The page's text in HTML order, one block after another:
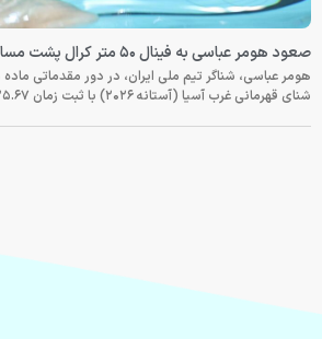
صعود هومر عباسی به فینال ۵۰ متر کرال پشت مسابقات غرب آسیا
شنای قهرمانی غرب آسیا (آستانه ۲۰۲۶) با ثبت زمان ۲۵.۶۷ ثانیه در جایگاه نخست قرار